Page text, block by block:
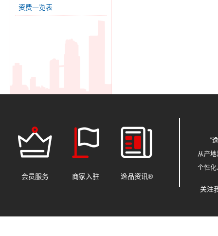
资费一览表
会员服务 商家入驻 逸品资讯®
“
从产
个性化
关注